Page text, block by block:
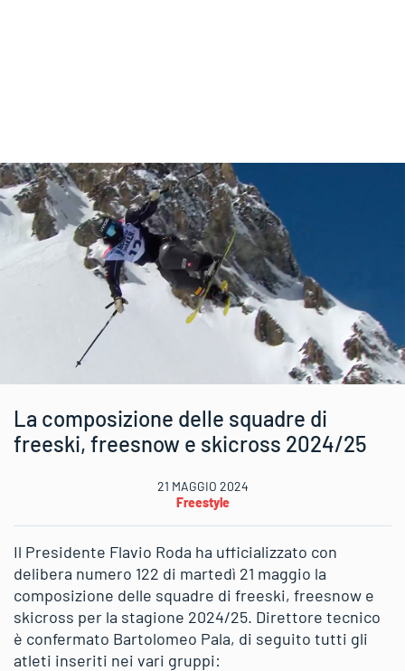
La composizione delle squadre di
freeski, freesnow e skicross 2024/25
21 MAGGIO 2024
Freestyle
Il Presidente Flavio Roda ha ufficializzato con
delibera numero 122 di martedì 21 maggio la
composizione delle squadre di freeski, freesnow e
skicross per la stagione 2024/25. Direttore tecnico
è confermato Bartolomeo Pala, di seguito tutti gli
atleti inseriti nei vari gruppi: